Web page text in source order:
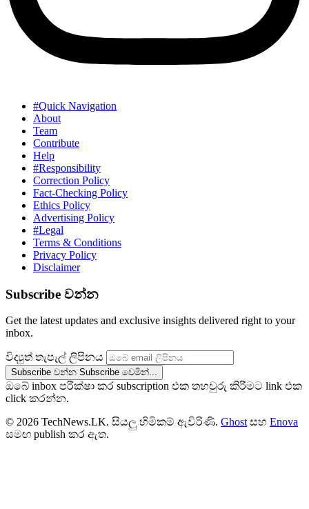
#Quick Navigation
About
Team
Contribute
Help
#Responsibility
Correction Policy
Fact-Checking Policy
Ethics Policy
Advertising Policy
#Legal
Terms & Conditions
Privacy Policy
Disclaimer
Subscribe වන්න
Get the latest updates and exclusive insights delivered right to your
inbox.
විද්‍යුත් තැපැල් ලිපිනය
Subscribe වන්න Subscribe වෙමින්...
ඔබේ inbox පරීක්ෂා කර subscription එක තහවුරු කිරීමට link එක
click කරන්න.
© 2026 TechNews.LK. සියලු හිමිකම් ඇවිරිණි. Ghost සහ Enova
සමඟ publish කර ඇත.